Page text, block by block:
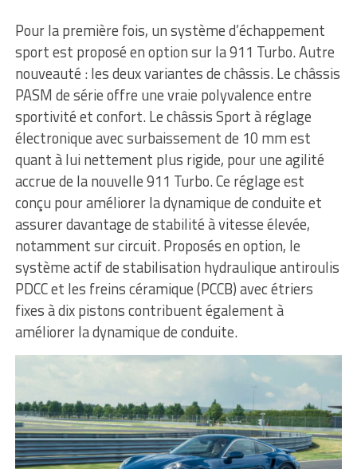
Pour la première fois, un système d’échappement
sport est proposé en option sur la 911 Turbo. Autre
nouveauté : les deux variantes de châssis. Le châssis
PASM de série offre une vraie polyvalence entre
sportivité et confort. Le châssis Sport à réglage
électronique avec surbaissement de 10 mm est
quant à lui nettement plus rigide, pour une agilité
accrue de la nouvelle 911 Turbo. Ce réglage est
conçu pour améliorer la dynamique de conduite et
assurer davantage de stabilité à vitesse élevée,
notamment sur circuit. Proposés en option, le
système actif de stabilisation hydraulique antiroulis
PDCC et les freins céramique (PCCB) avec étriers
fixes à dix pistons contribuent également à
améliorer la dynamique de conduite.